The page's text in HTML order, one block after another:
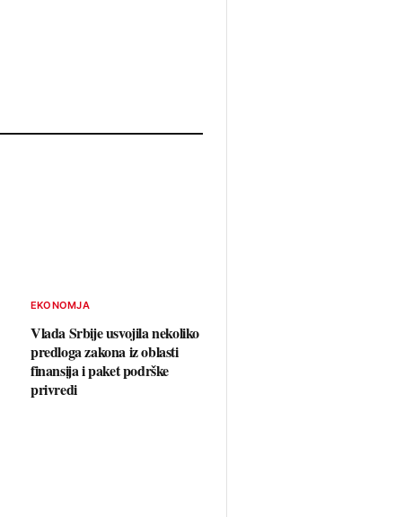
EKONOMJA
Vlada Srbije usvojila nekoliko
predloga zakona iz oblasti
finansija i paket podrške
privredi